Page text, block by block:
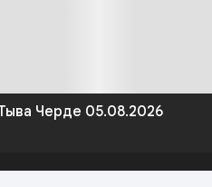
Черде 05.08.2026